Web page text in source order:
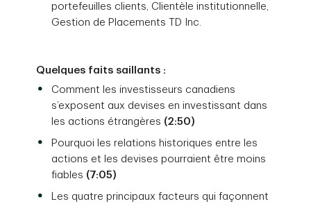
portefeuilles clients, Clientèle institutionnelle,
Gestion de Placements TD Inc.
Quelques faits saillants :
Comment les investisseurs canadiens
s’exposent aux devises en investissant dans
les actions étrangères (2:50)
Pourquoi les relations historiques entre les
actions et les devises pourraient être moins
fiables (7:05)
Les quatre principaux facteurs qui façonnent